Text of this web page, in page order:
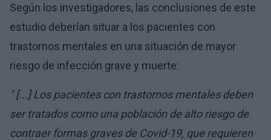
Según los investigadores, las conclusiones de este
estudio deberían situar a los pacientes con
trastornos mentales en una situación de mayor
riesgo de infección grave y muerte:
" [...] Los pacientes con trastornos mentales deben
ser tratados como una población de alto riesgo de
contraer formas graves de Covid-19, que requieren